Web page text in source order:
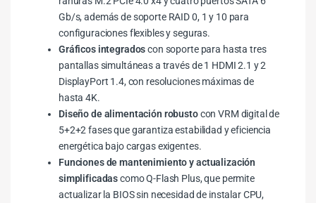
Gb/s, además de soporte RAID 0, 1 y 10 para
configuraciones flexibles y seguras.
Gráficos integradoscon soporte para hasta tres
pantallas simultáneas a través de 1 HDMI 2.1 y 2
DisplayPort 1.4, con resoluciones máximas de
hasta 4K.
Diseño de alimentación robustocon VRM digital de
5+2+2 fases que garantiza estabilidad y eficiencia
energética bajo cargas exigentes.
Funciones de mantenimiento y actualización
simplificadascomo Q-Flash Plus, que permite
actualizar la BIOS sin necesidad de instalar CPU,